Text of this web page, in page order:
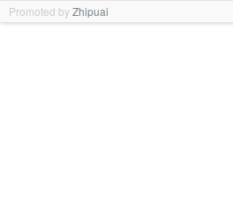
Promoted byZhipuai